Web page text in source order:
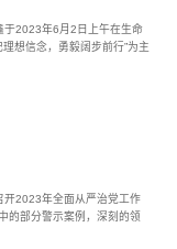
于2023年6月2日上午在生命
想信念，勇毅阔步前行”为主
开2023年全面从严治党工作
的部分警示案例，深刻的领